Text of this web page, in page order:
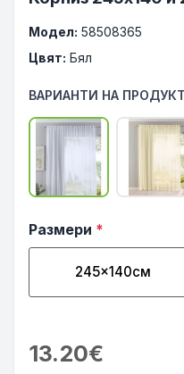
Модел: 58508365
Цвят: Бял
ВАРИАНТИ НА
Размери *
245x140см
13.20€